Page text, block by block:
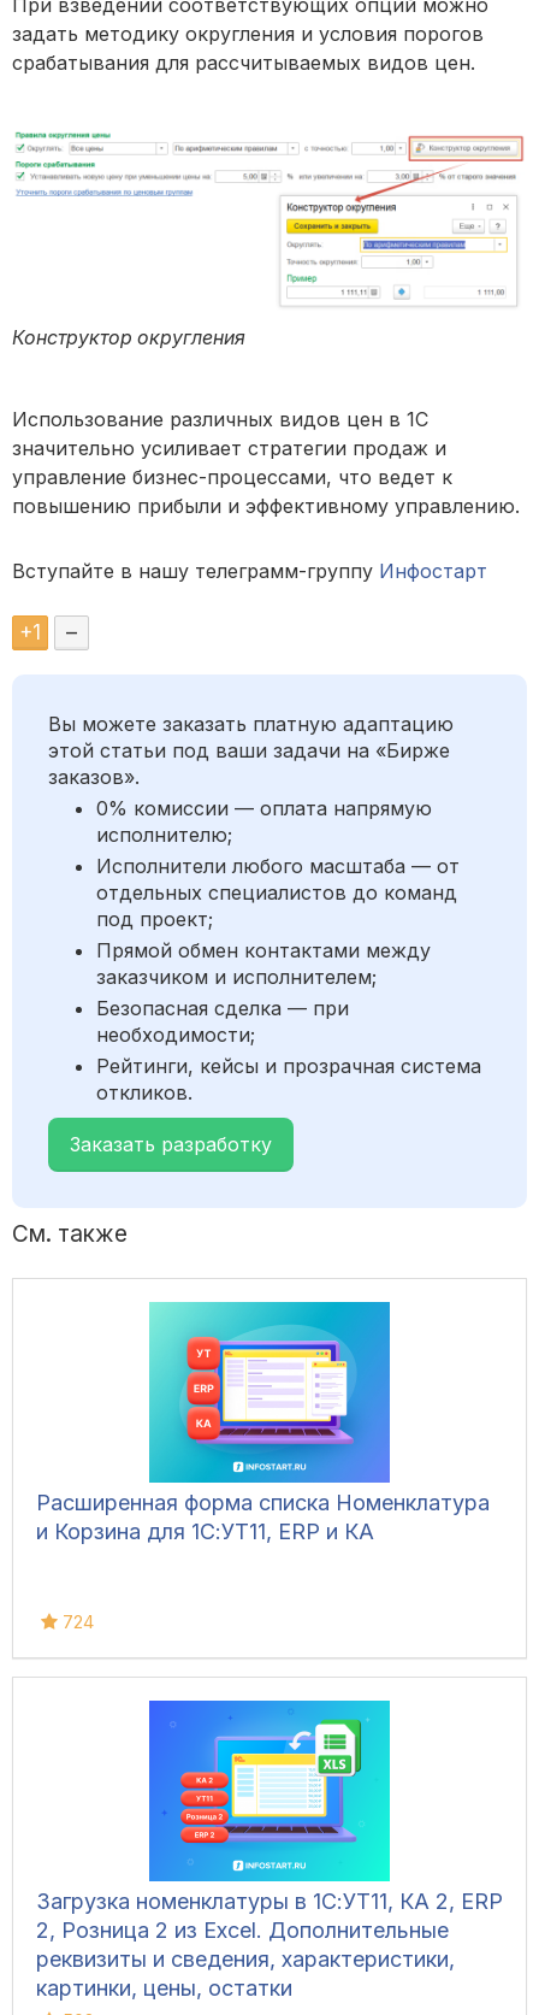
задать методику округления и условия порогов
срабатывания для рассчитываемых видов цен.
Конструктор округления
Использование различных видов цен в 1С
значительно усиливает стратегии продаж и
управление бизнес-процессами, что ведет к
повышению прибыли и эффективному управлению.
Вступайте в нашу телеграмм-группу Инфостарт
+1 –
Вы можете заказать платную адаптацию
этой статьи под ваши задачи на «Бирже
заказов».
0% комиссии — оплата напрямую
исполнителю;
Исполнители любого масштаба — от
отдельных специалистов до команд
под проект;
Прямой обмен контактами между
заказчиком и исполнителем;
Безопасная сделка — при
необходимости;
Рейтинги, кейсы и прозрачная система
откликов.
Заказать разработку
См. также
Расширенная форма списка Номенклатура
и Корзина для 1С:УТ11, ERP и КА
724
Загрузка номенклатуры в 1С:УТ11, КА 2, ERP
2, Розница 2 из Excel. Дополнительные
реквизиты и сведения, характеристики,
картинки, цены, остатки